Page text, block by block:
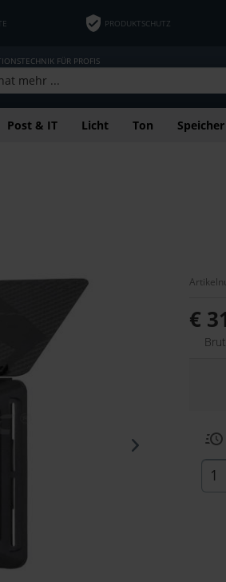
PRODUKTSCHUTZ
FÜR PROFIS
Post & IT Licht Ton Speicher
€